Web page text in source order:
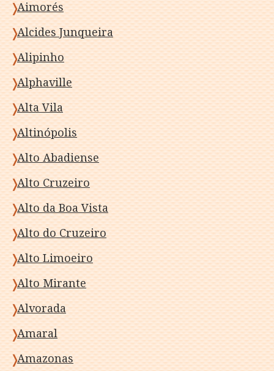
Aimorés
Alcides Junqueira
Alipinho
Alphaville
Alta Vila
Altinópolis
Alto Abadiense
Alto Cruzeiro
Alto da Boa Vista
Alto do Cruzeiro
Alto Limoeiro
Alto Mirante
Alvorada
Amaral
Amazonas